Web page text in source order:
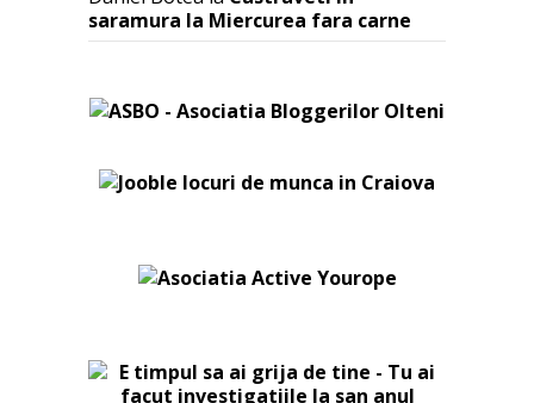
saramura la Miercurea fara carne